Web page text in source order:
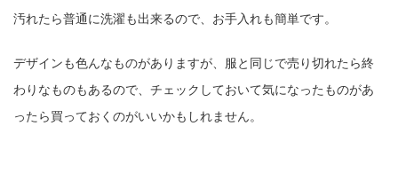
汚れたら普通に洗濯も出来るので、お手入れも簡単です。
デザインも色んなものがありますが、服と同じで売り切れたら終
わりなものもあるので、チェックしておいて気になったものがあ
ったら買っておくのがいいかもしれません。